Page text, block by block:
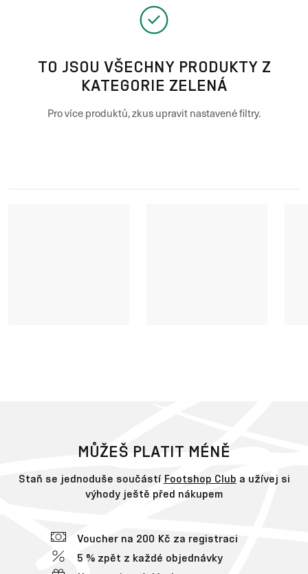
TO JSOU VŠECHNY PRODUKTY Z
KATEGORIE ZELENÁ
Pro více produktů, zkus upravit nastavené filtry.
MŮŽEŠ PLATIT MÉNĚ
Staň se jednoduše součástí Footshop Club a užívej si
výhody ještě před nákupem
Voucher na 200 Kč za registraci
5 % zpět z každé objednávky